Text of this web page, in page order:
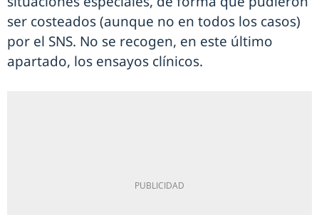
ser costeados (aunque no en todos los casos)
por el SNS. No se recogen, en este último
apartado, los ensayos clínicos.